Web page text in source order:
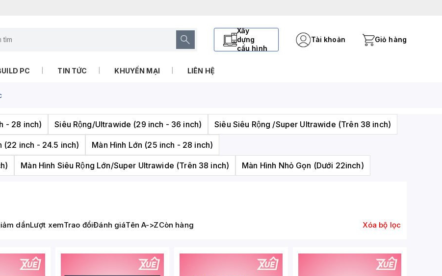
Xây
dựng
cấu hình
Tài khoản Giỏ hàng
PC TIN TỨC KHUYẾN MẠI LIÊN HỆ
- 28 inch) Siêu Rộng/Ultrawide (29 inch - 36 inch) Siêu Siêu Rộng /Super Ultrawide (Trên 38 inch)
(22 inch - 24.5 inch) Màn Hình Lớn (25 inch - 28 inch)
Màn Hình Siêu Rộng Lớn/Super Ultrawide (Trên 38 inch) Màn Hình Nhỏ Gọn (Dưới 22inch)
dầnLượt xemTrao đổiĐánh giáTên A->ZCòn hàng Xóa bộ lọc